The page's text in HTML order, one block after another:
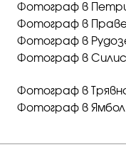
Фотограф в
Фотограф в
Фотограф в
Фотограф в
Фотограф в
Фотограф в Ямбол